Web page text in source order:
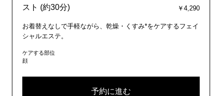
スト (約30分)
￥4,290
お着替えなしで手軽ながら、乾燥・くすみ*をケアするフェイ
シャルエステ。
ケアする部位
顔
予約に進む